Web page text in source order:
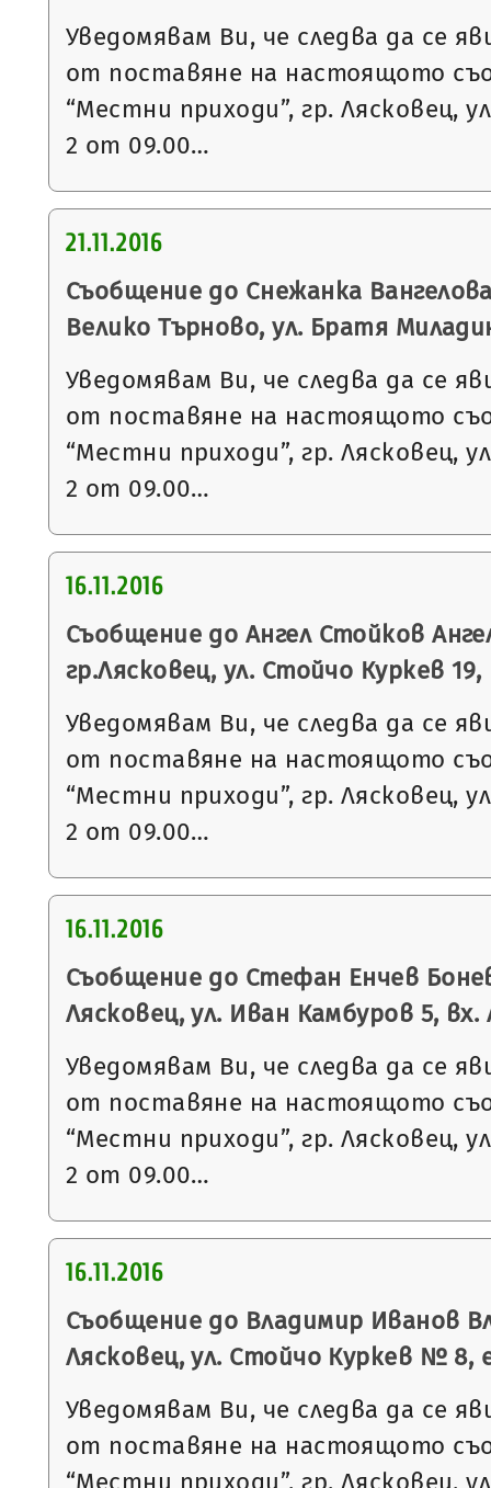
Уведомявам Ви, че следва да се
от поставяне на настоящото
“Местни приходи”, гр. Лясковец,
2 от 09.00…
21.11.2016
Съобщение до Снежанка
Велико Търново, ул. Братя
Уведомявам Ви, че следва да се
от поставяне на настоящото
“Местни приходи”, гр. Лясковец,
2 от 09.00…
16.11.2016
Съобщение до Ангел Стойков
гр.Лясковец, ул. Стойчо Куркев 19,
Уведомявам Ви, че следва да се
от поставяне на настоящото
“Местни приходи”, гр. Лясковец,
2 от 09.00…
16.11.2016
Съобщение до Стефан Енчев
Лясковец, ул. Иван Камбуров 5, вх.
Уведомявам Ви, че следва да се
от поставяне на настоящото
“Местни приходи”, гр. Лясковец,
2 от 09.00…
16.11.2016
Съобщение до Владимир Иванов
Лясковец, ул. Стойчо Куркев № 8,
Уведомявам Ви, че следва да се
от поставяне на настоящото
“Местни приходи”, гр. Лясковец,